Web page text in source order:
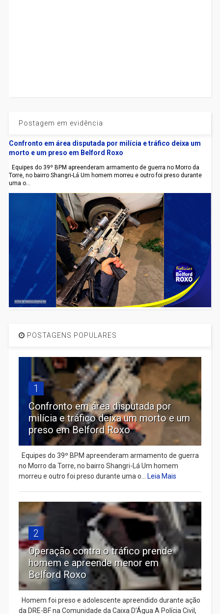
Postagem em evidência
Confronto em área disputada por milícia e tráfico deixa um
morto e um preso em Belford Roxo
Equipes do 39º BPM apreenderam armamento de guerra no Morro da
Torre, no bairro Shangri-Lá Um homem morreu e outro foi preso durante
uma o...
POSTAGENS POPULARES
1
Confronto em área disputada por
milícia e tráfico deixa um morto e um
preso em Belford Roxo
Equipes do 39º BPM apreenderam armamento de guerra
no Morro da Torre, no bairro Shangri-Lá Um homem
morreu e outro foi preso durante uma o...
Leia Mais
2
Operação contra o tráfico prende
homem e apreende menor em
Belford Roxo
Homem foi preso e adolescente apreendido durante ação
da DRE-BF na Comunidade da Caixa D’Água A Polícia Civil,